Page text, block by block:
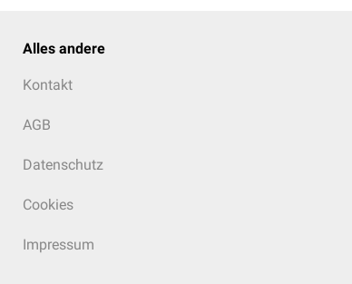
Alles andere
Kontakt
AGB
Datenschutz
Cookies
Impressum